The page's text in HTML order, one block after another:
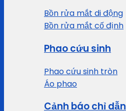
Bồn rửa mắt di động
Bồn rửa mắt cố định
Phao cứu sinh
Phao cứu sinh tròn
Áo phao
Cảnh báo chỉ dẫn